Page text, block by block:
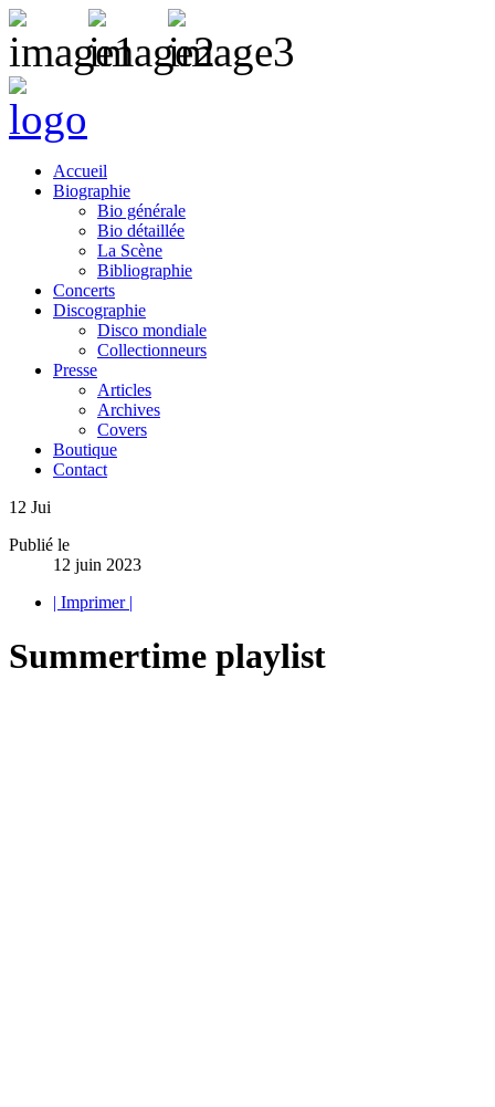
Accueil
Biographie
Bio générale
Bio détaillée
La Scène
Bibliographie
Concerts
Discographie
Disco mondiale
Collectionneurs
Presse
Articles
Archives
Covers
Boutique
Contact
12 Jui
Publié le
12 juin 2023
| Imprimer |
Summertime playlist